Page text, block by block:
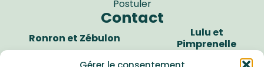
Postuler
Contact
Ronron et Zébulon
Lulu et
Pimprenelle
6 rue des Chaunières